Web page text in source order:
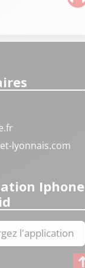
lyonnais.com
Iphone
l'application